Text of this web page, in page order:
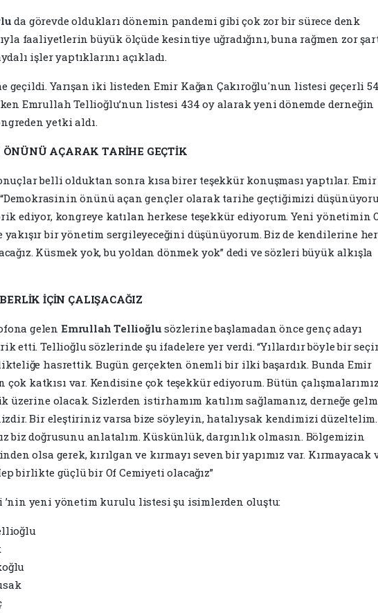
da görevde oldukları dönemin pandemi gibi çok zor bir sürece denk
faaliyetlerin büyük ölçüde kesintiye uğradığını, buna rağmen zor
işler yaptıklarını açıkladı.
geçildi. Yarışan iki listeden Emir Kağan Çakıroğlu'nun listesi geçerli
Emrullah Tellioğlu’nun listesi 434 oy alarak yeni dönemde derneğin
yetki aldı.
AÇARAK TARİHE GEÇTİK
belli olduktan sonra kısa birer teşekkür konuşması yaptılar. Emir
“Demokrasinin önünü açan gençler olarak tarihe geçtiğimizi
ediyor, kongreye katılan herkese teşekkür ediyorum. Yeni yönetimin
yakışır bir yönetim sergileyeceğini düşünüyorum. Biz de kendilerine her
Küsmek yok, bu yoldan dönmek yok” dedi ve sözleri büyük alkışla
İÇİN ÇALIŞACAĞIZ
gelen Emrullah Tellioğlusözlerine başlamadan önce genç adayı
etti. Tellioğlu sözlerinde şu ifadelere yer verdi. “Yıllardır böyle bir
hasrettik. Bugün gerçekten önemli bir ilki başardık. Bunda Emir
çok katkısı var. Kendisine çok teşekkür ediyorum. Bütün
üzerine olacak. Sizlerden istirhamım katılım sağlamanız, derneğe
Bir eleştiriniz varsa bize söyleyin, hatalıysak kendimizi düzeltelim.
biz doğrusunu anlatalım. Küskünlük, dargınlık olmasın. Bölgemizin
olsa gerek, kırılgan ve kırmayı seven bir yapımız var. Kırmayacak
birlikte güçlü bir Of Cemiyeti olacağız”
’nin yeni yönetim kurulu listesi şu isimlerden oluştu: